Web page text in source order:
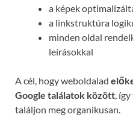
a képek
a linkstruktúra
minden oldal
leírásokkal
A cél, hogy weboldalad
Google találatok között,
találjon meg organikusan.